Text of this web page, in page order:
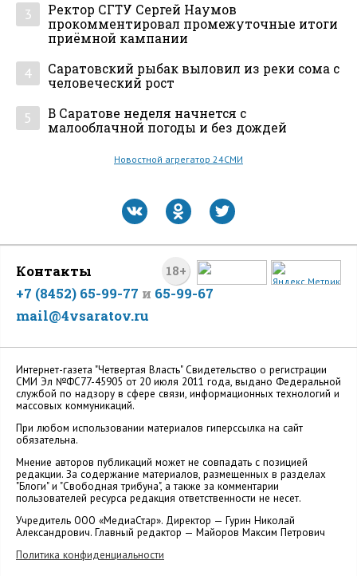
3
Ректор СГТУ Сергей Наумов
прокомментировал промежуточные итоги
приёмной кампании
4
Саратовский рыбак выловил из реки сома с
человеческий рост
5
В Саратове неделя начнется с
малооблачной погоды и без дождей
Новостной агрегатор 24СМИ
18+
Контакты
+7 (8452) 65-99-77 и 65-99-67
mail@4vsaratov.ru
Интернет-газета "Четвертая Власть" Cвидетельство о регистрации
СМИ Эл №ФС77-45905 от 20 июля 2011 года, выдано Федеральной
службой по надзору в сфере связи, информационных технологий и
массовых коммуникаций.
При любом использовании материалов гиперссылка на сайт
обязательна.
Мнение авторов публикаций может не совпадать с позицией
редакции. За содержание материалов, размещенных в разделах
"Блоги" и "Свободная трибуна", а также за комментарии
пользователей ресурса редакция ответственности не несет.
Учредитель ООО «МедиаСтар». Директор — Гурин Николай
Александрович. Главный редактор — Майоров Максим Петрович
Политика конфиденциальности